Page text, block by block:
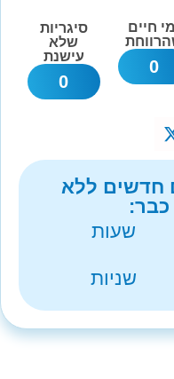
חיים
0
סיגריות
שלא
עישנת
0
חדשים ללא
כבר:
שעות
שניות